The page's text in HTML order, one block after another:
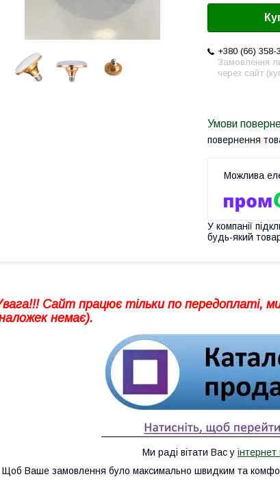
+380 (66) 358-
Замовлення
через сайт
повернення
У компанії
будь-який
Сайт працює тільки по передоплаті,
немає).
Ми раді вітати Вас у
Щоб Ваше замовлення було максимально швидким та